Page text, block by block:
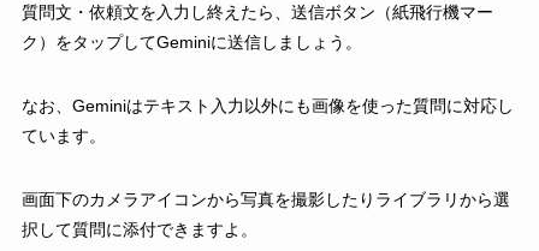
質問文・依頼文を入力し終えたら、送信ボタン（紙飛行機マー
ク）をタップしてGeminiに送信しましょう。
なお、Geminiはテキスト入力以外にも画像を使った質問に対応し
ています。
画面下のカメラアイコンから写真を撮影したりライブラリから選
択して質問に添付できますよ。